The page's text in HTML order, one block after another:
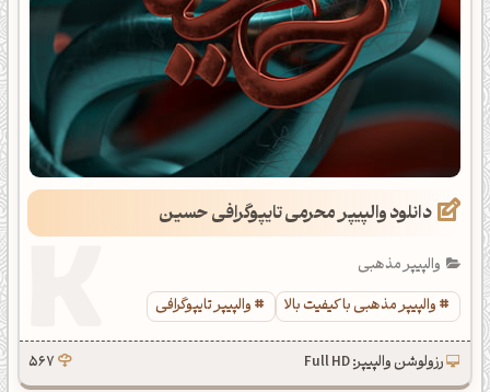
دانلود والپیپر محرمی تایپوگرافی حسین
والپیپر مذهبی
والپیپر مذهبی با کیفیت بالا
والپیپر تایپوگرافی
رزولوشن والپیپر: Full HD 567